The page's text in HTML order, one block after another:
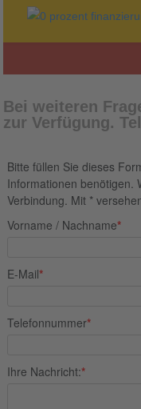
Bei weiteren
zur Verfügung.
Bitte füllen Sie dieses
Informationen benötigen.
Verbindung. Mit *
Vorname / Nachname*
E-Mail*
Telefonnummer*
Ihre Nachricht:*